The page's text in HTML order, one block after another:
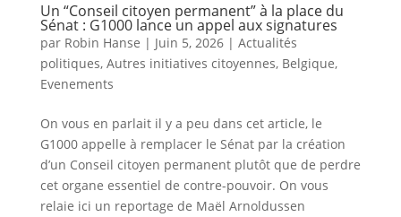
Un “Conseil citoyen permanent” à la place du
Sénat : G1000 lance un appel aux signatures
par Robin Hanse | Juin 5, 2026| Actualités
politiques, Autres initiatives citoyennes, Belgique,
Evenements
On vous en parlait il y a peu dans cet article, le
G1000 appelle à remplacer le Sénat par la création
d’un Conseil citoyen permanent plutôt que de perdre
cet organe essentiel de contre-pouvoir. On vous
relaie ici un reportage de Maël Arnoldussen